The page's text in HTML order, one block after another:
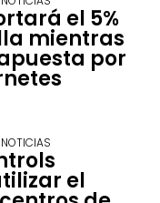
el 5%
mientras
por
NOTICIAS
el